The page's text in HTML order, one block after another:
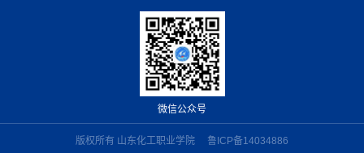
微信公众号
版权所有 山东化工职业学院 鲁ICP备14034886